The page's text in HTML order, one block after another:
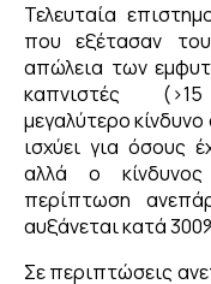
Τελευταία
που εξέτασαν
απώλεια των
καπνιστές
μεγαλύτερο
ισχύει για όσους
αλλά ο
περίπτωση
αυξάνεται κατά
Σε περιπτώσεις